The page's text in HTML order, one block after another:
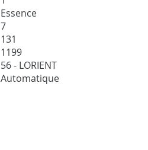
Essence
7
131
1199
56 - LORIENT
Automatique